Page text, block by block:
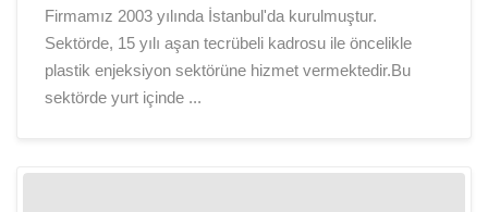
Firmamız 2003 yılında İstanbul'da kurulmuştur.
Sektörde, 15 yılı aşan tecrübeli kadrosu ile öncelikle
plastik enjeksiyon sektörüne hizmet vermektedir.Bu
sektörde yurt içinde ...